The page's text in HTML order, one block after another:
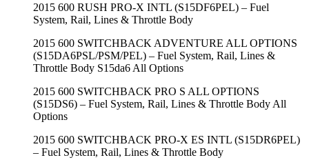
2015 600 RUSH PRO-X INTL (S15DF6PEL) – Fuel
System, Rail, Lines & Throttle Body
2015 600 SWITCHBACK ADVENTURE ALL OPTIONS
(S15DA6PSL/PSM/PEL) – Fuel System, Rail, Lines &
Throttle Body S15da6 All Options
2015 600 SWITCHBACK PRO S ALL OPTIONS
(S15DS6) – Fuel System, Rail, Lines & Throttle Body All
Options
2015 600 SWITCHBACK PRO-X ES INTL (S15DR6PEL)
– Fuel System, Rail, Lines & Throttle Body